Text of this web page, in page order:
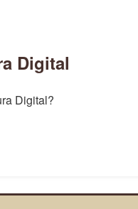
Digital
Digital?